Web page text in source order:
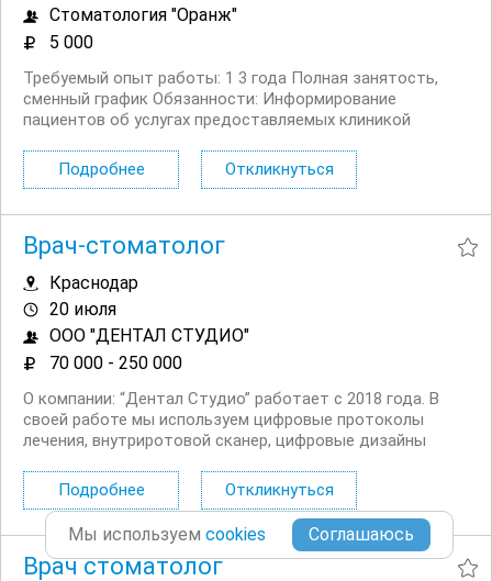
Стоматология "Оранж"
5 000
Требуемый опыт работы: 1 3 года Полная занятость,
сменный график Обязанности: Информирование
пациентов об услугах предоставляемых клиникой
кассовых операций Входящие /исходящие звонки
Поддержание чистоты на...
Подробнее Откликнуться
Врач-стоматолог
Краснодар
20 июля
ООО "ДЕНТАЛ СТУДИО"
70 000 - 250 000
О компании: “Дентал Студио” работает с 2018 года. В
своей работе мы используем цифровые протоколы
лечения, внутриротовой сканер, цифровые дизайны
Обязанности: Терапевтический приём c микроскопом.
Ведение медицинской...
Подробнее Откликнуться
Врач стоматолог
Мы используем cookies